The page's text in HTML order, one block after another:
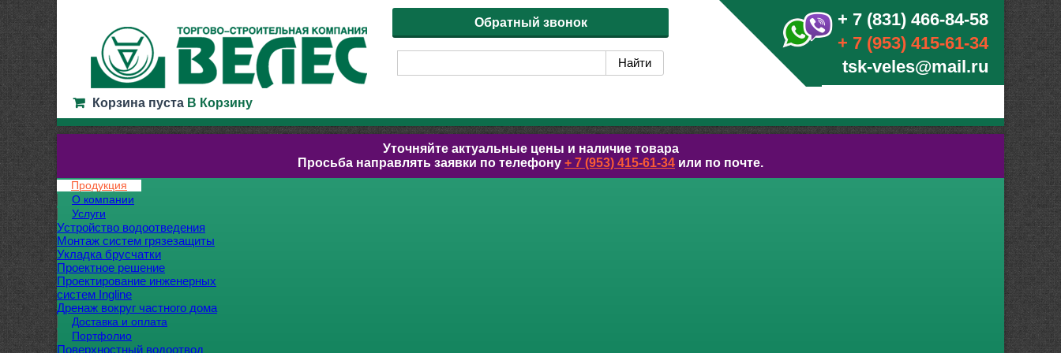
+ 7 (831) 466-84-58
+ 7 (953) 415-61-34
tsk-veles@mail.ru
Обратный звонок
Корзина пуста В Корзину
Уточняйте актуальные цены и наличие товара
Просьба направлять заявки по телефону + 7 (953) 415-61-34 или по почте.
Продукция
О компании
Услуги
Устройство водоотведения
Монтаж систем грязезащиты
Укладка брусчатки
Проектное решение
Проектирование инженерных
систем Ingline
Дренаж вокруг частного дома
Доставка и оплата
Портфолио
Поверхностный водоотвод